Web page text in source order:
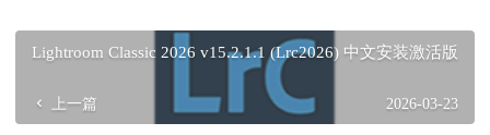
Lightroom Classic 2026 v15.2.1.1 (Lrc2026) 中文安装激活版
上一篇 2026-03-23